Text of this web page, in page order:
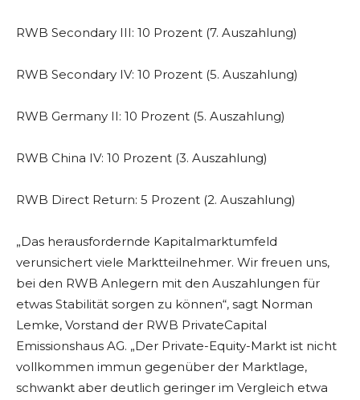
RWB Secondary III: 10 Prozent (7. Auszahlung)
RWB Secondary IV: 10 Prozent (5. Auszahlung)
RWB Germany II: 10 Prozent (5. Auszahlung)
RWB China IV: 10 Prozent (3. Auszahlung)
RWB Direct Return: 5 Prozent (2. Auszahlung)
„Das herausfordernde Kapitalmarktumfeld
verunsichert viele Marktteilnehmer. Wir freuen uns,
bei den RWB Anlegern mit den Auszahlungen für
etwas Stabilität sorgen zu können“, sagt Norman
Lemke, Vorstand der RWB PrivateCapital
Emissionshaus AG. „Der Private-Equity-Markt ist nicht
vollkommen immun gegenüber der Marktlage,
schwankt aber deutlich geringer im Vergleich etwa